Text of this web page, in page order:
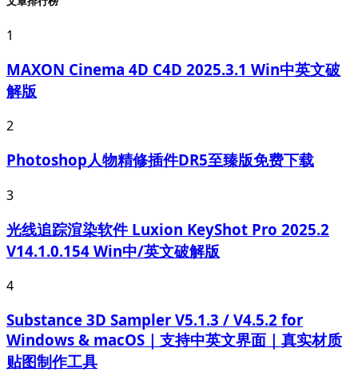
1
MAXON Cinema 4D C4D 2025.3.1 Win中英文破
解版
2
Photoshop人物精修插件DR5至臻版免费下载
3
光线追踪渲染软件 Luxion KeyShot Pro 2025.2
V14.1.0.154 Win中/英文破解版
4
Substance 3D Sampler V5.1.3 / V4.5.2 for
Windows & macOS｜支持中英文界面｜真实材质
贴图制作工具